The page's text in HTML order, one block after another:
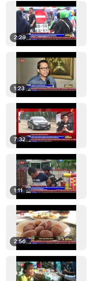
2:29
1:23
7:32
1:11
2:56